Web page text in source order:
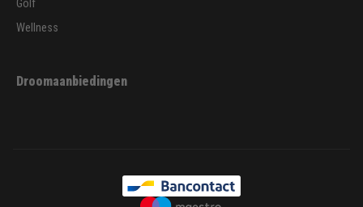
Golf
Wellness
Droomaanbiedingen